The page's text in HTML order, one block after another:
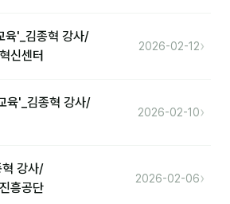
육'_김종혁 강사/
신센터
2026-02-12›
육'_김종혁 강사/
2026-02-10›
혁 강사/
흥공단
2026-02-06›